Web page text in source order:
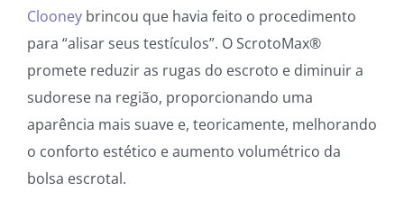
Clooneybrincou que havia feito o procedimento
para “alisar seus testículos”. O ScrotoMax®
promete reduzir as rugas do escroto e diminuir a
sudorese na região, proporcionando uma
aparência mais suave e, teoricamente, melhorando
o conforto estético e aumento volumétrico da
bolsa escrotal.